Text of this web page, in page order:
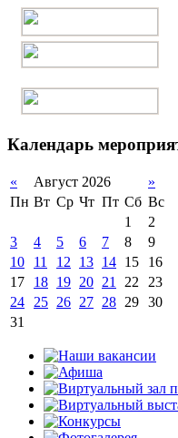
Календарь
« Август 2026
»
Пн Вт Ср Чт Пт Сб Вс
1
2
3
4 5 6 7 8
9
10
11 12 13 14 15
16
17
18 19 20 21 22
23
24
25 26 27 28 29 30
31